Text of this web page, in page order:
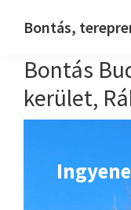
main
content
footer
Bontás,
Bontás
kerület,